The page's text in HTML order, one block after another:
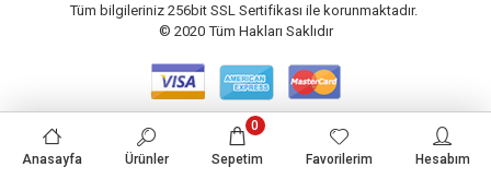
Tüm bilgileriniz 256bit SSL Sertifikası ile korunmaktadır.
© 2020 Tüm Hakları Saklıdır
Anasayfa Ürünler Sepetim
0
Favorilerim Hesabım